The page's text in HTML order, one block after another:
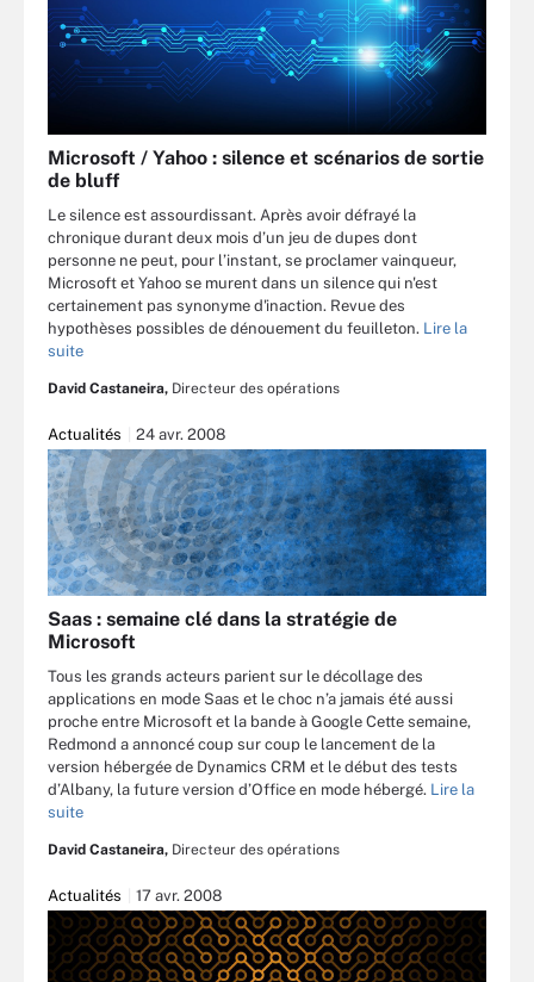
Microsoft / Yahoo : silence et scénarios de sortie
de bluff
Le silence est assourdissant. Après avoir défrayé la
chronique durant deux mois d’un jeu de dupes dont
personne ne peut, pour l’instant, se proclamer vainqueur,
Microsoft et Yahoo se murent dans un silence qui n'est
certainement pas synonyme d'inaction. Revue des
hypothèses possibles de dénouement du feuilleton. Lire la
suite
David Castaneira, Directeur des opérations
Actualités 24 avr. 2008
Saas : semaine clé dans la stratégie de
Microsoft
Tous les grands acteurs parient sur le décollage des
applications en mode Saas et le choc n’a jamais été aussi
proche entre Microsoft et la bande à Google Cette semaine,
Redmond a annoncé coup sur coup le lancement de la
version hébergée de Dynamics CRM et le début des tests
d’Albany, la future version d’Office en mode hébergé. Lire la
suite
David Castaneira, Directeur des opérations
Actualités 17 avr. 2008